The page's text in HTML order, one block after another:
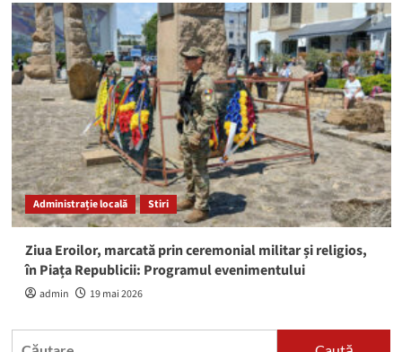
Administrație locală Stiri
Ziua Eroilor, marcată prin ceremonial militar și religios,
în Piața Republicii: Programul evenimentului
admin 19 mai 2026
Caută